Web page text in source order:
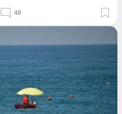
48